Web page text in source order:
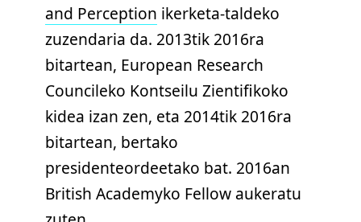
and Perception ikerketa-taldeko
zuzendaria da. 2013tik 2016ra
bitartean, European Research
Councileko Kontseilu Zientifikoko
kidea izan zen, eta 2014tik 2016ra
bitartean, bertako
presidenteordeetako bat. 2016an
British Academyko Fellow aukeratu